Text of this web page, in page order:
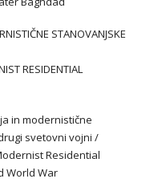
STANOVANJSKE
RESIDENTIAL
in modernistične
svetovni vojni /
Residential
World War